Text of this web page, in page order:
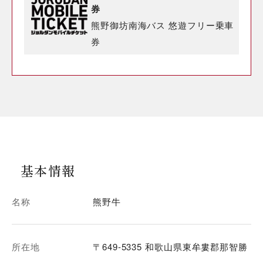
券
熊野御坊南海バス 悠遊フリー乗車
券
基本情報
名称 熊野牛
所在地
〒649-5335 和歌山県東牟婁郡那智勝